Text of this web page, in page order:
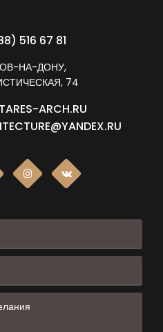
516 67 81
НА-ДОНУ,
74
ARCH.RU